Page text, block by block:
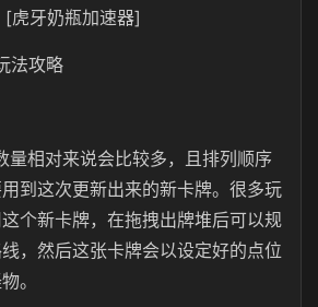
[虎牙奶瓶加速器]
法攻略
量相对来说会比较多，且排列顺序
到这次更新出来的新卡牌。很多玩
个新卡牌，在拖拽出牌堆后可以规
，然后这张卡牌会以设定好的点位
。